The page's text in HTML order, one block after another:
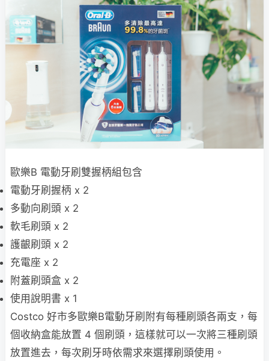
歐樂B 電動牙刷雙握柄組包含
電動牙刷握柄 x 2
多動向刷頭 x 2
軟毛刷頭 x 2
護齦刷頭 x 2
充電座 x 2
附蓋刷頭盒 x 2
使用說明書 x 1
Costco 好市多歐樂B電動牙刷附有每種刷頭各兩支，每
個收納盒能放置 4 個刷頭，這樣就可以一次將三種刷頭
放置進去，每次刷牙時依需求來選擇刷頭使用。